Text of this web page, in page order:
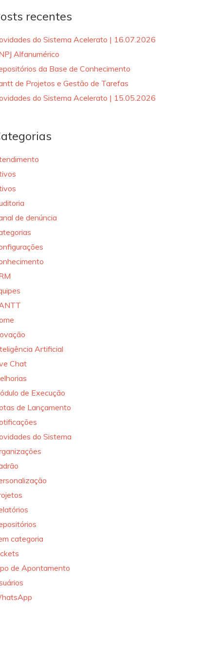
recentes
do Sistema Acelerato | 16.07.2026
Alfanumérico
da Base de Conhecimento
de Projetos e Gestão de Tarefas
do Sistema Acelerato | 15.05.2026
de denúncia
Artificial
Chat
de Execução
de Lançamento
do Sistema
categoria
de Apontamento